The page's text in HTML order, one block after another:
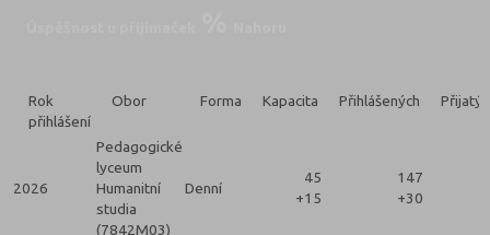
Rok
přihlášení
Obor Forma Kapacita Přihlášených
2026
Pedagogické
lyceum
Humanitní
studia
(7842M03)
Denní
45
+15
147
+30